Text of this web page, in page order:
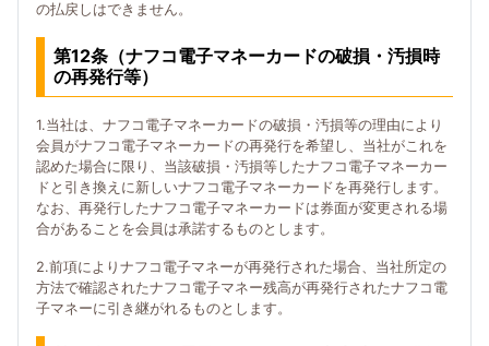
の払戻しはできません。
第12条（ナフコ電子マネーカードの破損・汚損時
の再発行等）
1.当社は、ナフコ電子マネーカードの破損・汚損等の理由により
会員がナフコ電子マネーカードの再発行を希望し、当社がこれを
認めた場合に限り、当該破損・汚損等したナフコ電子マネーカー
ドと引き換えに新しいナフコ電子マネーカードを再発行します。
なお、再発行したナフコ電子マネーカードは券面が変更される場
合があることを会員は承諾するものとします。
2.前項によりナフコ電子マネーが再発行された場合、当社所定の
方法で確認されたナフコ電子マネー残高が再発行されたナフコ電
子マネーに引き継がれるものとします。